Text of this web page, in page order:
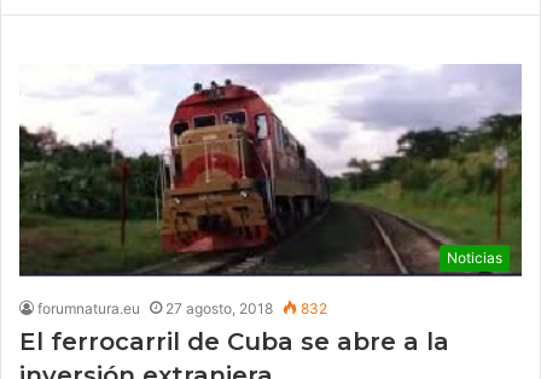
Noticias
forumnatura.eu 27 agosto, 2018 832
El ferrocarril de Cuba se abre a la